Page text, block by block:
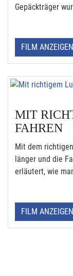
Gepäckträger
FILM ANZEIGEN
MIT
FAHREN
Mit dem
länger und die
erläutert, wie
FILM ANZEIGEN